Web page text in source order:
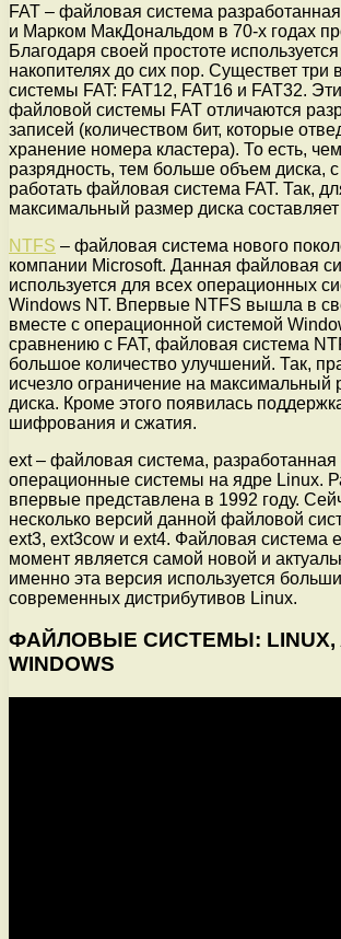
FAT – файловая система
и Марком МакДональдом в 70-х годах
Благодаря своей простоте
накопителях до сих пор. Существет три
системы FAT: FAT12, FAT16 и FAT32.
файловой системы FAT отличаются
записей (количеством бит, которые
хранение номера кластера). То есть,
разрядность, тем больше объем диска,
работать файловая система FAT. Так,
максимальный размер диска составляет
NTFS – файловая система нового
компании Microsoft. Данная файловая
используется для всех операционных
Windows NT. Впервые NTFS вышла в
вместе с операционной системой
сравнению с FAT, файловая система
большое количество улучшений. Так,
исчезло ограничение на максимальный
диска. Кроме этого появилась
шифрования и сжатия.
ext – файловая система,
операционные системы на ядре Linux.
впервые представлена в 1992 году.
несколько версий данной файловой
ext3, ext3cow и ext4. Файловая система
момент является самой новой и
именно эта версия используется
современных дистрибутивов Linux.
ФАЙЛОВЫЕ СИСТЕМЫ: LINUX,
WINDOWS